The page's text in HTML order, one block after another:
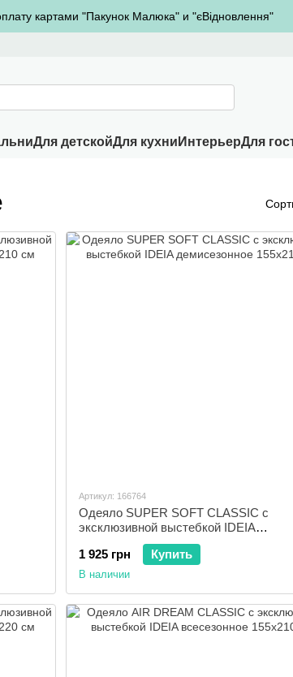
картами "Пакунок Малюка" и "єВідновлення"
Для детскойДля кухни ИнтерьерДля
Артикул: 166764
Одеяло SUPER SOFT CLASSIC с
эксклюзивной выстебкой IDEIA
демисезонное 155x210 см
1 925 грн
Купить
В наличии